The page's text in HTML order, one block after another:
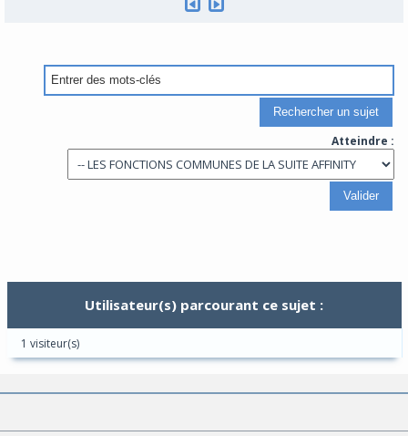
Atteindre :
Utilisateur(s) parcourant ce sujet :
1 visiteur(s)